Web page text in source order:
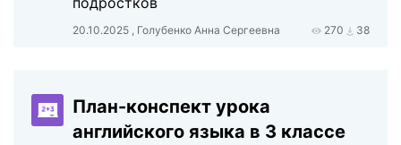
20.10.2025 , Голубенко Анна Сергеевна 270 38
План-конспект урока
английского языка в 3 классе